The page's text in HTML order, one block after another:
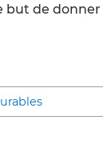
but de donner